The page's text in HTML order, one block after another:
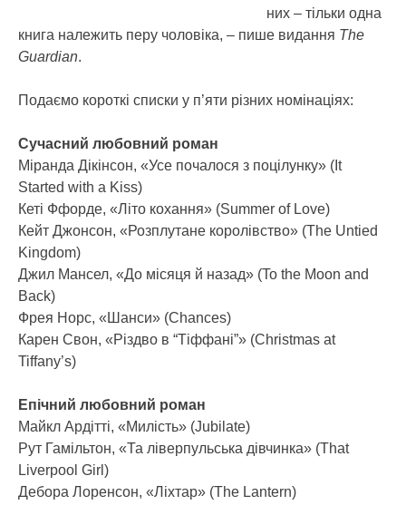
них – тільки одна
книга належить перу чоловіка, – пише видання The
Guardian.
Подаємо короткі списки у п’яти різних номінаціях:
Сучасний любовний роман
Міранда Дікінсон, «Усе почалося з поцілунку» (It
Started with a Kiss)
Кеті Ффорде, «Літо кохання» (Summer of Love)
Кейт Джонсон, «Розплутане королівство» (The Untied
Kingdom)
Джил Мансел, «До місяця й назад» (To the Moon and
Back)
Фрея Норс, «Шанси» (Chances)
Карен Свон, «Різдво в “Тіффані”» (Christmas at
Tiffany’s)
Епічний любовний роман
Майкл Ардітті, «Милість» (Jubilate)
Рут Гамільтон, «Та ліверпульська дівчинка» (That
Liverpool Girl)
Дебора Лоренсон, «Ліхтар» (The Lantern)